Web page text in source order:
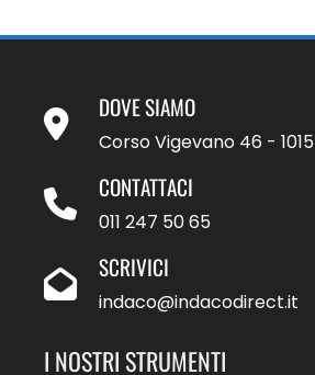
DOVE SIAMO
Corso Vigevano 46 -
CONTATTACI
011 247 50 65
SCRIVICI
indaco@indacodirect.it
I NOSTRI STRUMENTI